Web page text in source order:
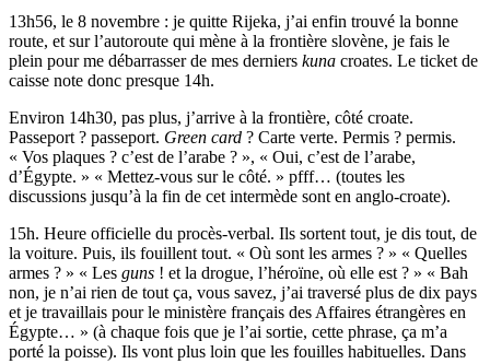
13h56, le 8 novembre : je quitte Rijeka, j’ai enfin trouvé la bonne
route, et sur l’autoroute qui mène à la frontière slovène, je fais le
plein pour me débarrasser de mes derniers kuna croates. Le ticket de
caisse note donc presque 14h.
Environ 14h30, pas plus, j’arrive à la frontière, côté croate.
Passeport ? passeport. Green card ? Carte verte. Permis ? permis.
« Vos plaques ? c’est de l’arabe ? », « Oui, c’est de l’arabe,
d’Égypte. » « Mettez-vous sur le côté. » pfff… (toutes les
discussions jusqu’à la fin de cet intermède sont en anglo-croate).
15h. Heure officielle du procès-verbal. Ils sortent tout, je dis tout, de
la voiture. Puis, ils fouillent tout. « Où sont les armes ? » « Quelles
armes ? » « Les guns ! et la drogue, l’héroïne, où elle est ? » « Bah
non, je n’ai rien de tout ça, vous savez, j’ai traversé plus de dix pays
et je travaillais pour le ministère français des Affaires étrangères en
Égypte… » (à chaque fois que je l’ai sortie, cette phrase, ça m’a
porté la poisse). Ils vont plus loin que les fouilles habituelles. Dans